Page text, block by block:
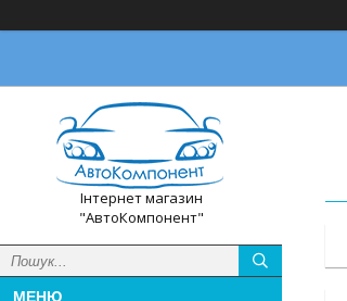
Інтернет магазин
"АвтоКомпонент"